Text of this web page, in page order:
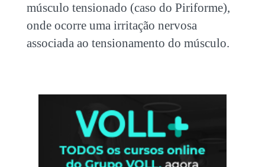
músculo tensionado (caso do Piriforme),
onde ocorre uma irritação nervosa
associada ao tensionamento do músculo.